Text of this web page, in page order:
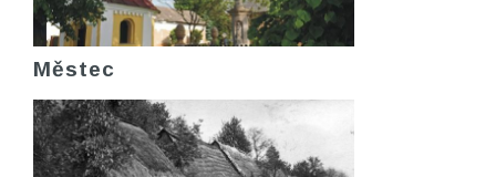
Městec